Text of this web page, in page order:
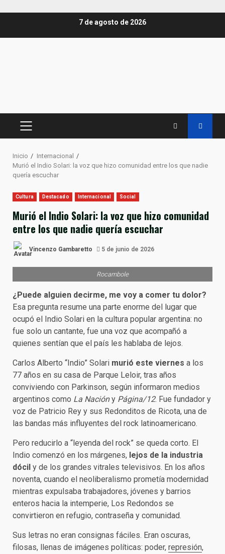
7 de agosto de 2026
MENÚ
Inicio
Internacional
Murió el Indio Solari: la voz que hizo comunidad entre los que nadie
quería escuchar
Cultura Destacado Internacional Social
Murió el Indio Solari: la voz que hizo comunidad
entre los que nadie quería escuchar
Vincenzo Gambaretto 5 de junio de 2026
Rocambole
¿Puede alguien decirme, me voy a comer tu dolor?
Esa pregunta resume una parte enorme del lugar que
ocupó el Indio Solari en la cultura popular argentina: no
fue solo un cantante, fue una voz que acompañó a
quienes sentían que el país les hablaba de lejos.
Carlos Alberto “Indio” Solari murió este viernes a los
77 años en su casa de Parque Leloir, tras años
conviviendo con Parkinson, según informaron medios
argentinos como La Nacióny Página/12. Fue fundador y
voz de Patricio Rey y sus Redonditos de Ricota, una de
las bandas más influyentes del rock latinoamericano.
Pero reducirlo a “leyenda del rock” se queda corto. El
Indio comenzó en los márgenes, lejos de la industria
dócil y de los grandes vitrales televisivos. En los años
noventa, cuando el neoliberalismo prometía modernidad
mientras expulsaba trabajadores, jóvenes y barrios
enteros hacia la intemperie, Los Redondos se
convirtieron en refugio, contraseña y comunidad.
Sus letras no eran consignas fáciles. Eran oscuras,
filosas, llenas de imágenes políticas: poder, represión,